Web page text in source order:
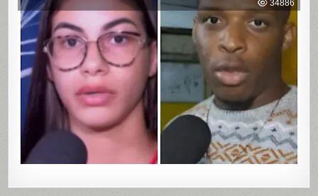
DE
UBER
DE
EM
DE
VÍDEOS
ÍNTIMOS
EM
BAHIA
34886